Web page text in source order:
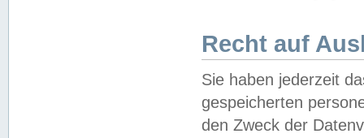
Recht auf
Sie haben jederzeit
gespeicherten
den Zweck der